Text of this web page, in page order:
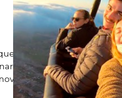
eu ganho eu
momentos
experiências